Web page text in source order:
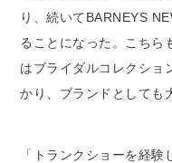
り、続いてBARNEYS
ることになった。こちら
はブライダルコレクショ
かり、ブランドとしても
「トランクショーを経